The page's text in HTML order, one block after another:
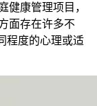
健康管理项目，
面存在许多不
程度的心理或适